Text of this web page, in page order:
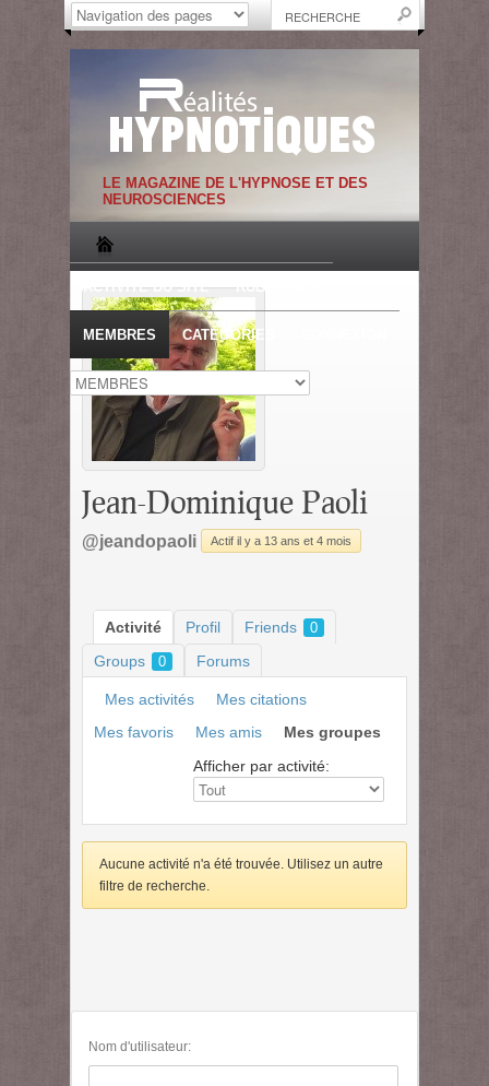
LE MAGAZINE DE L'HYPNOSE ET DES
NEUROSCIENCES
ACTIVITE DU SITE RUBRIQUES
MEMBRES CATEGORIES
Jean-Dominique Paoli
@jeandopaoli Actif il y a 13 ans et 4 mois
Activité Profil Friends 0
Groups 0 Forums
Mes activités
Mes citations
Mes favoris
Mes amis
Mes groupes
Afficher par activité:
Aucune activité n'a été trouvée. Utilisez un autre
filtre de recherche.
Nom d'utilisateur: